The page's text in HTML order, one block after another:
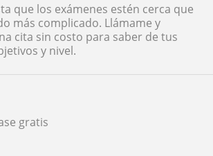
gratis
que los exámenes estén cerca que
más complicado. Llámame y
cita sin costo para saber de tus
y nivel.